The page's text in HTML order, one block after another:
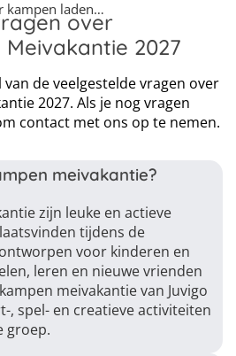
kampen laden…
over
2027
de veelgestelde vragen over
2027. Als je nog vragen
contact met ons op te nemen.
meivakantie?
zijn leuke en actieve
tijdens de
voor kinderen en
leren en nieuwe vrienden
meivakantie van Juvigo
, spel- en creatieve activiteiten
groep.